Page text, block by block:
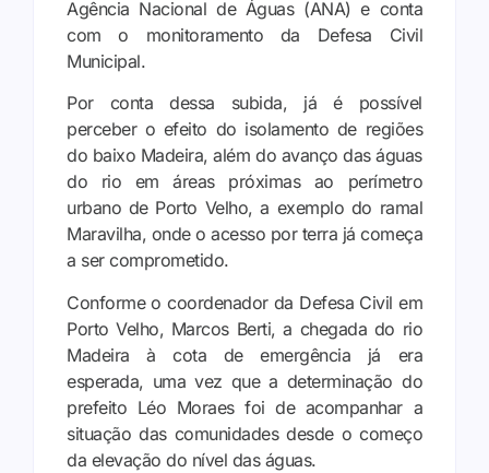
Agência Nacional de Águas (ANA) e conta
com o monitoramento da Defesa Civil
Municipal.
Por conta dessa subida, já é possível
perceber o efeito do isolamento de regiões
do baixo Madeira, além do avanço das águas
do rio em áreas próximas ao perímetro
urbano de Porto Velho, a exemplo do ramal
Maravilha, onde o acesso por terra já começa
a ser comprometido.
Conforme o coordenador da Defesa Civil em
Porto Velho, Marcos Berti, a chegada do rio
Madeira à cota de emergência já era
esperada, uma vez que a determinação do
prefeito Léo Moraes foi de acompanhar a
situação das comunidades desde o começo
da elevação do nível das águas.